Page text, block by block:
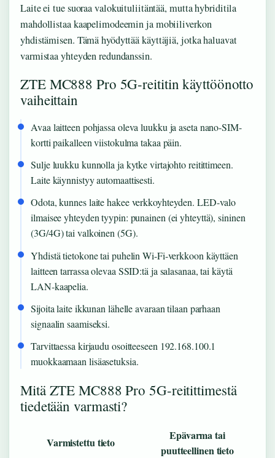
Laite ei tue suoraa valokuituliitäntää, mutta hybriditila
mahdollistaa kaapelimodeemin ja mobiiliverkon
yhdistämisen. Tämä hyödyttää käyttäjiä, jotka haluavat
varmistaa yhteyden redundanssin.
ZTE MC888 Pro 5G-reititin käyttöönotto
vaiheittain
Avaa laitteen pohjassa oleva luukku ja aseta nano-SIM-
kortti paikalleen viistokulma takaa päin.
Sulje luukku kunnolla ja kytke virtajohto reitittimeen.
Laite käynnistyy automaattisesti.
Odota, kunnes laite hakee verkkoyhteyden. LED-valo
ilmaisee yhteyden tyypin: punainen (ei yhteyttä), sininen
(3G/4G) tai valkoinen (5G).
Yhdistä tietokone tai puhelin Wi-Fi-verkkoon käyttäen
laitteen tarrassa olevaa SSID:tä ja salasanaa, tai käytä
LAN-kaapelia.
Sijoita laite ikkunan lähelle avaraan tilaan parhaan
signaalin saamiseksi.
Tarvittaessa kirjaudu osoitteeseen 192.168.100.1
muokkaamaan lisäasetuksia.
Mitä ZTE MC888 Pro 5G-reitittimestä
tiedetään varmasti?
Varmistettu tieto
Epävarma tai
puutteellinen tieto